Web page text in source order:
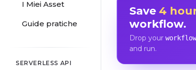
I Miei Asset
Guide pratiche
SERVERLESS API
Save 4
workflow.
Drop your
and run.